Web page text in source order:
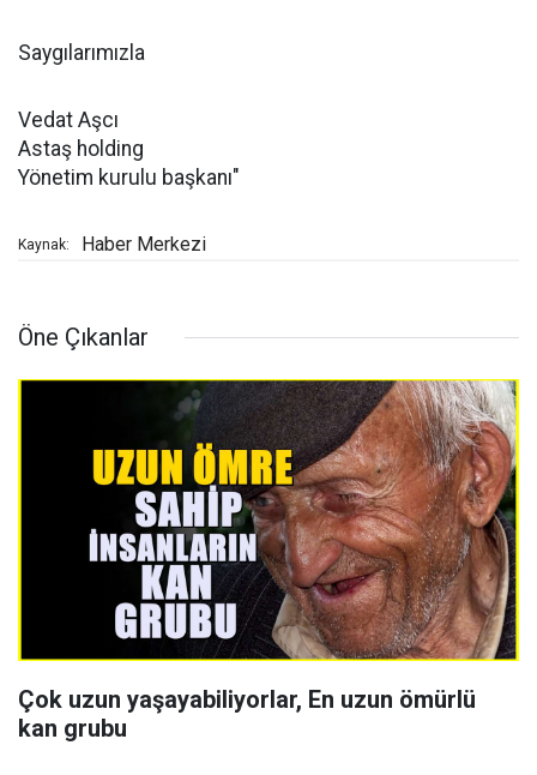
Saygılarımızla
Vedat Aşcı
Astaş holding
Yönetim kurulu başkanı"
Kaynak: Haber Merkezi
Öne Çıkanlar
Çok uzun yaşayabiliyorlar, En uzun ömürlü
kan grubu